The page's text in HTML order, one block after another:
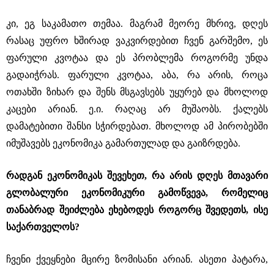
კი, ეგ საკამათო თემაა. მაგრამ მეორე მხრივ, დღეს
რასაც უფრო ხშირად ვაკვირდებით ჩვენ გარშემო, ეს
ფარული კვოტაა და ეს პრობლემა როგორმე უნდა
გადაიჭრას. ფარული კვოტაა, აბა, რა არის, როცა
ოთახში ზიხარ და შენს მსგავსებს უყურებ და მხოლოდ
კაცები არიან. ე.ი. რაღაც არ მუშაობს. ქალებს
დამატებითი შანსი სჭირდებათ. მხოლოდ ამ პირობებში
იმუშავებს ეკონომიკა გამართულად და გაიზრდება.
რადგან ეკონომიკას შევეხეთ, რა არის დღეს მთავარი
გლობალური ეკონომიკური გამოწვევა, რომელიც
თანაბრად შეიძლება ეხებოდეს როგორც შვედეთს, ისე
საქართველოს?
ჩვენი ქვეყნები მცირე ზომისანი არიან. ასეთი პატარა,